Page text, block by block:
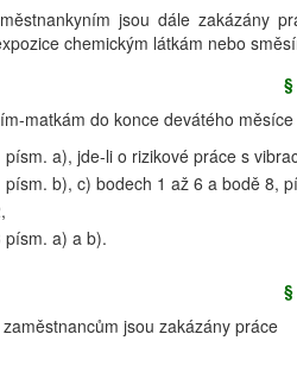
jsou dále zakázány
chemickým látkám nebo
§
matkám do konce devátého
a), jde-li o rizikové práce s
písm. b), c) bodech 1 až 6 a bodě 8,
písm. a) a b).
§
jsou zakázány práce